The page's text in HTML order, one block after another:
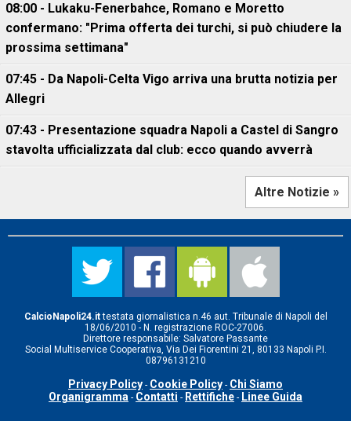
08:00 - Lukaku-Fenerbahce, Romano e Moretto
confermano: "Prima offerta dei turchi, si può chiudere la
prossima settimana"
07:45 - Da Napoli-Celta Vigo arriva una brutta notizia per
Allegri
07:43 - Presentazione squadra Napoli a Castel di Sangro
stavolta ufficializzata dal club: ecco quando avverrà
Altre Notizie »
CalcioNapoli24.ittestata giornalistica n.46 aut. Tribunale di Napoli del
18/06/2010 - N. registrazione ROC-27006.
Direttore responsabile: Salvatore Passante
Social Multiservice Cooperativa, Via Dei Fiorentini 21, 80133 Napoli P.I.
08796131210
Privacy Policy - Cookie Policy - Chi Siamo
Organigramma - Contatti - Rettifiche - Linee Guida